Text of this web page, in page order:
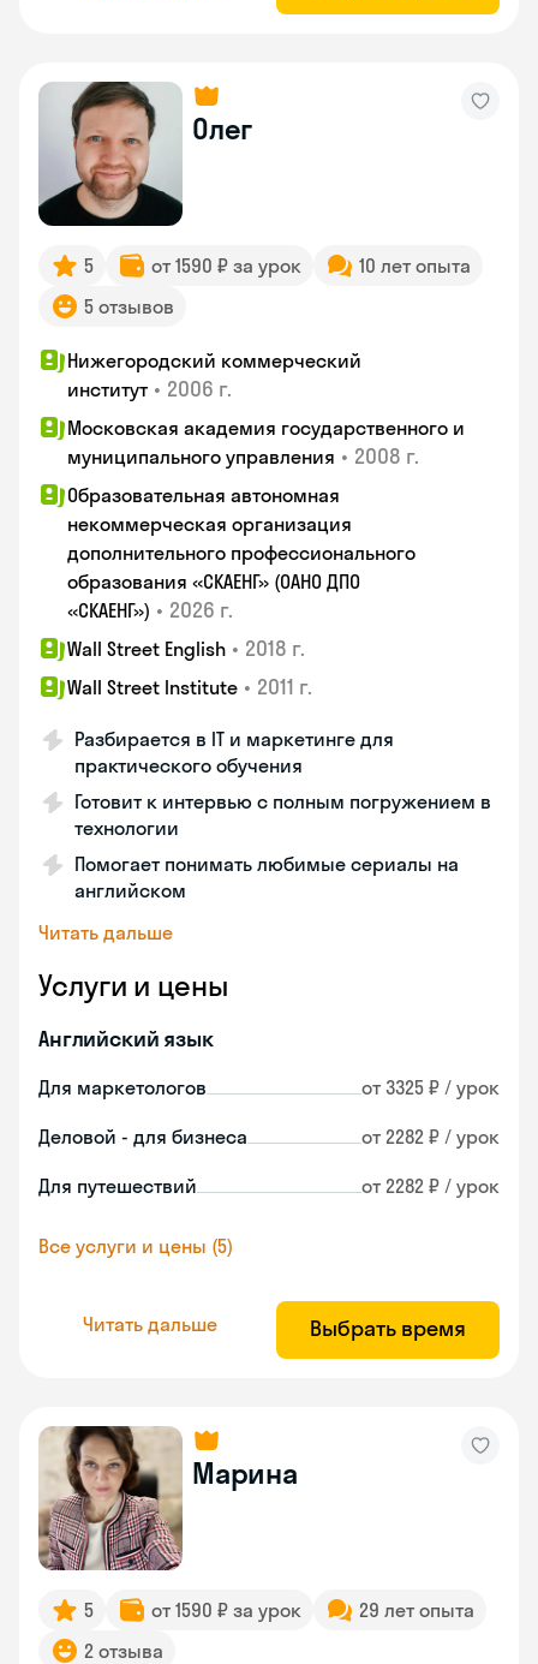
Олег
5 от 1590 ₽ за урок
10 лет опыта
5 отзывов
Нижегородский коммерческий
институт • 2006 г.
Московская академия государственного и
муниципального управления • 2008 г.
Образовательная автономная
некоммерческая организация
дополнительного профессионального
образования «СКАЕНГ» (ОАНО ДПО
«СКАЕНГ») • 2026 г.
Wall Street English • 2018 г.
Wall Street Institute • 2011 г.
Разбирается в IT и маркетинге для
практического обучения
Готовит к интервью с полным погружением в
технологии
Помогает понимать любимые сериалы на
английском
Читать дальше
Услуги и цены
Английский язык
Для маркетологов от 3325 ₽ / урок
Деловой - для бизнеса от 2282 ₽ / урок
Для путешествий от 2282 ₽ / урок
Все услуги и цены (5)
Читать дальше Выбрать время
Марина
5 от 1590 ₽ за урок
29 лет опыта
2 отзыва